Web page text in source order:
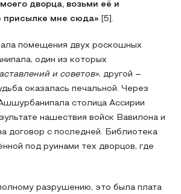
дворца, возьми её и
присылке мне сюда»
[5].
помещения двух роскошных
один из которых
и советов», другой –
оказалась печальной. Через
столица Ассирии
нашествия войск Вавилона и
договор с последней. Библиотека
под руинами тех дворцов, где
разрушению, это была плата